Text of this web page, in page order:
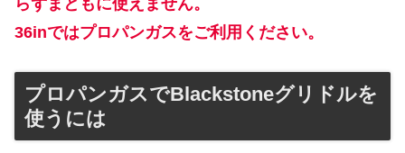
36inではプロパンガスをご利用ください。
プロパンガスでBlackstoneグリドルを
使うには